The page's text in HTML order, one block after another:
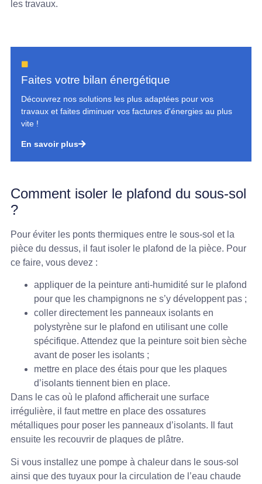
les travaux.
Faites votre bilan énergétique
Découvrez nos solutions les plus adaptées pour vos
travaux et faites diminuer vos factures d'énergies au plus
vite !
En savoir plus
Comment isoler le plafond du sous-sol
?
Pour éviter les ponts thermiques entre le sous-sol et la
pièce du dessus, il faut isoler le plafond de la pièce. Pour
ce faire, vous devez :
appliquer de la peinture anti-humidité sur le plafond
pour que les champignons ne s’y développent pas ;
coller directement les panneaux isolants en
polystyrène sur le plafond en utilisant une colle
spécifique. Attendez que la peinture soit bien sèche
avant de poser les isolants ;
mettre en place des étais pour que les plaques
d’isolants tiennent bien en place.
Dans le cas où le plafond afficherait une surface
irrégulière, il faut mettre en place des ossatures
métalliques pour poser les panneaux d’isolants. Il faut
ensuite les recouvrir de plaques de plâtre.
Si vous installez une pompe à chaleur dans le sous-sol
ainsi que des tuyaux pour la circulation de l’eau chaude